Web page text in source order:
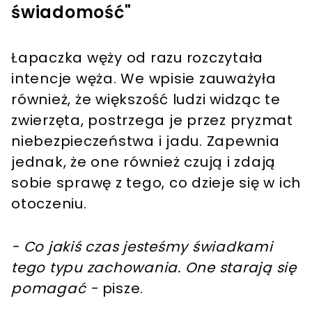
świadomość"
Łapaczka węży od razu rozczytała
intencje węża. We wpisie zauważyła
również, że większość ludzi widząc te
zwierzęta, postrzega je przez pryzmat
niebezpieczeństwa i jadu. Zapewnia
jednak, że one również czują i zdają
sobie sprawę z tego, co dzieje się w ich
otoczeniu.
- Co jakiś czas jesteśmy świadkami
tego typu zachowania. One starają się
pomagać - pisze.